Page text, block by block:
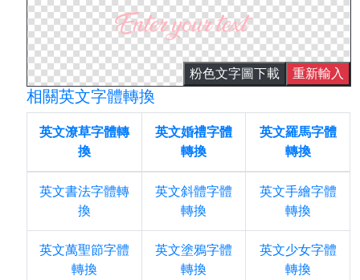
粉色文字圖下載 重新輸入
相關英文字體轉換
英文潦草字體轉
換
英文婚禮字體
轉換
英文羅馬字體
轉換
英文書法字體轉
換
英文斜體字體
轉換
英文手繪字體
轉換
英文萬聖節字體
轉換
英文塗鴉字體
轉換
英文少女字體
轉換